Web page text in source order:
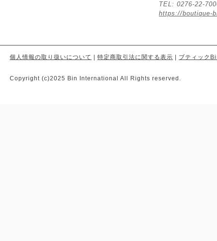
TEL: 0276-22-
https://boutique-
個人情報の取り扱いについて 特定商取引法に関する表示 ブティック
Copyright (c)2025 Bin International All Rights reserved.